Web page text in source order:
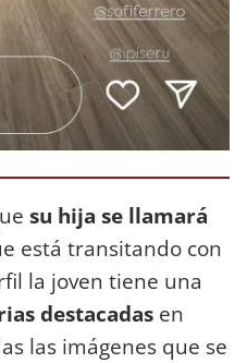
su hija se llamará
está transitando con
la joven tiene una
destacadas en
las imágenes que se